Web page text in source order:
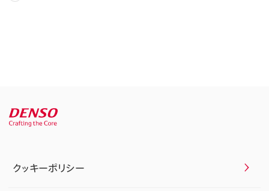
クッキーポリシー